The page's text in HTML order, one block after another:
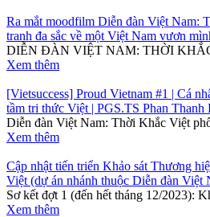
Ra mắt moodfilm Diễn đàn Việt Nam:
tranh đa sắc về một Việt Nam vươn
DIỄN ĐÀN VIỆT NAM: THỜI
Xem thêm
[Vietsuccess] Proud Vietnam #1 | Cá
tầm tri thức Việt | PGS.TS Phan Thanh
Diễn đàn Việt Nam: Thời Khắc Việt
Xem thêm
Cập nhật tiến triển Khảo sát Thương
Việt (dự án nhánh thuộc Diễn đàn Việt
Sơ kết đợt 1 (đến hết tháng 12/2023):
Xem thêm